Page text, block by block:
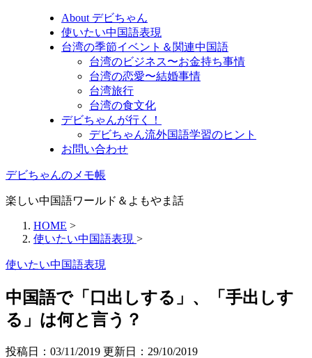
About デビちゃん
使いたい中国語表現
台湾の季節イベント＆関連中国語
台湾のビジネス〜お金持ち事情
台湾の恋愛〜結婚事情
台湾旅行
台湾の食文化
デビちゃんが行く！
デビちゃん流外国語学習のヒント
お問い合わせ
デビちゃんのメモ帳
楽しい中国語ワールド＆よもやま話
HOME >
使いたい中国語表現 >
使いたい中国語表現
中国語で「口出しする」、「手出しす
る」は何と言う？
投稿日：03/11/2019 更新日： 29/10/2019